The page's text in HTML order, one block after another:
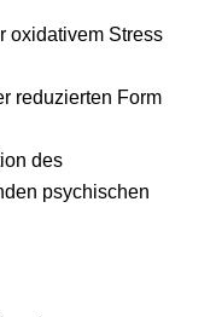
oxidativem Stress
reduzierten Form
des
psychischen